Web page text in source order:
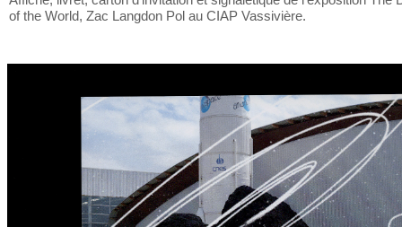
of the World, Zac Langdon Pol au CIAP Vassivière.